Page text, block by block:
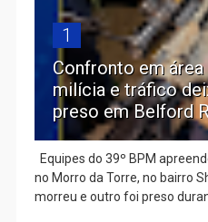
1
Confronto em
milícia e tráfico
preso em Belford
Equipes do 39º BPM
no Morro da Torre, no bairro
morreu e outro foi preso